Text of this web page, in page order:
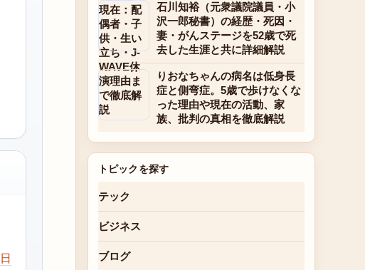
日
石川知裕（元衆議院議員・小
沢一郎秘書）の経歴・死因・
妻・がんステージを52歳で死
去した生涯と共に詳細解説
りおなちゃんの病名は低身長
症と側弯症。5歳で歩けなくな
った理由や現在の活動、家
族、批判の真相を徹底解説
トピックを探す
テック
ビジネス
ブログ